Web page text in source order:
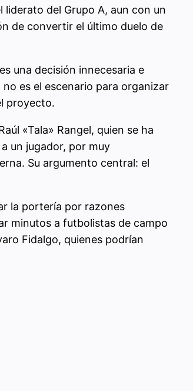
del Grupo A, aun con un
de convertir el último duelo de
una decisión innecesaria e
es el escenario para organizar
proyecto.
«Tala» Rangel, quien se ha
un jugador, por muy
Su argumento central: el
la portería por razones
minutos a futbolistas de campo
Fidalgo, quienes podrían